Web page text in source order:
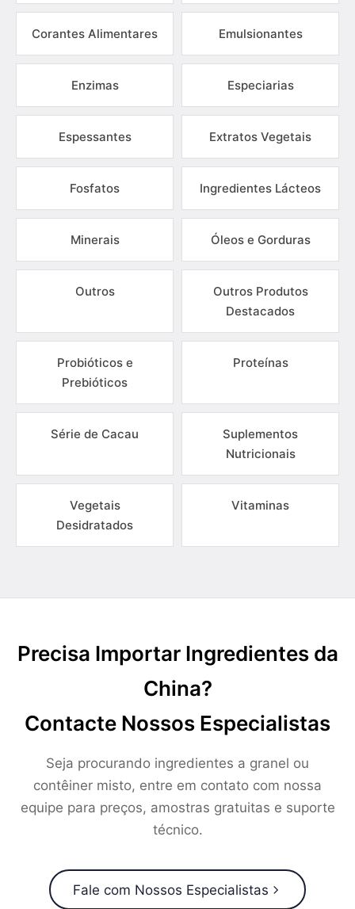
Corantes Alimentares Emulsionantes
Enzimas Especiarias
Espessantes Extratos Vegetais
Fosfatos Ingredientes Lácteos
Minerais Óleos e Gorduras
Outros
Outros Produtos
Destacados
Probióticos e
Prebióticos
Proteínas
Série de Cacau
Suplementos
Nutricionais
Vegetais
Desidratados
Vitaminas
Precisa Importar Ingredientes da
China?
Contacte Nossos Especialistas
Seja procurando ingredientes a granel ou
contêiner misto, entre em contato com nossa
equipe para preços, amostras gratuitas e suporte
técnico.
Fale com Nossos Especialistas